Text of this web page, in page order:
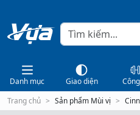
Danh mục Giao diện
Trang chủ
Sản phẩm Mùi vị